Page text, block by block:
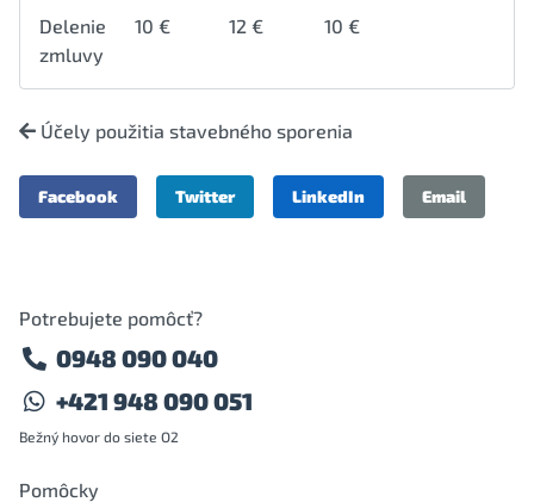
Delenie
zmluvy
10 € 12 € 10 €
Účely použitia stavebného sporenia
Facebook Twitter LinkedIn Email
Potrebujete pomôcť?
0948 090 040
+421 948 090 051
Bežný hovor do siete O2
Pomôcky